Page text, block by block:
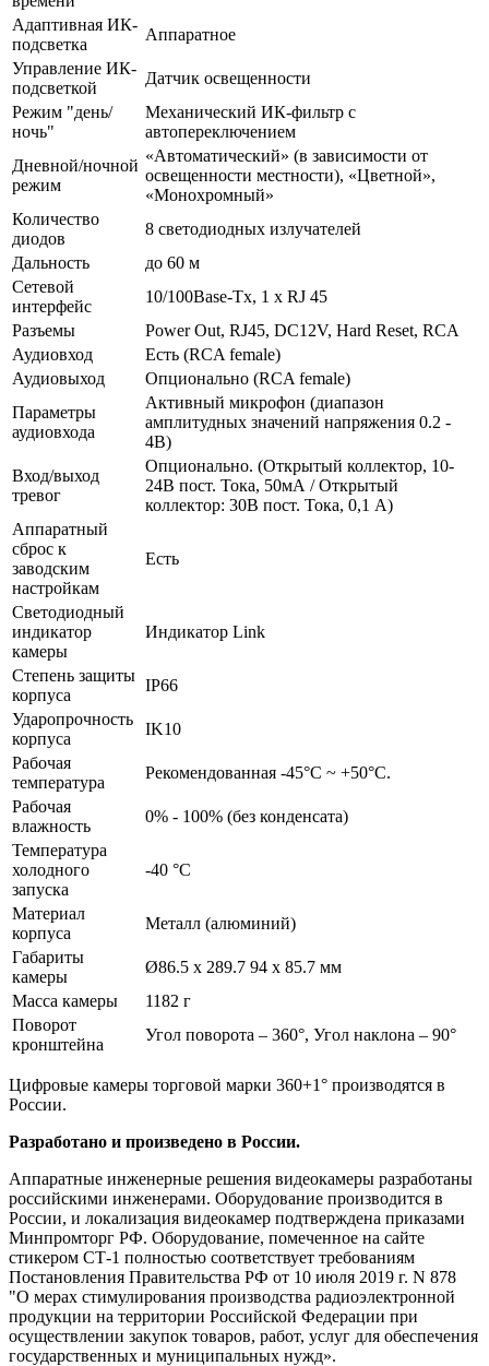
Адаптивная ИК-
подсветка
Аппаратное
Управление ИК-
подсветкой
Датчик освещенности
Режим "день/
ночь"
Механический ИК-фильтр с
автопереключением
Дневной/ночной
режим
«Автоматический» (в зависимости от
освещенности местности), «Цветной»,
«Монохромный»
Количество
диодов
8 светодиодных излучателей
Дальность
до 60 м
Сетевой
интерфейс
10/100Base-Tx, 1 х RJ 45
Разъемы
Power Out, RJ45, DC12V, Hard Reset, RCA
Аудиовход
Есть (RCA female)
Аудиовыход
Опционально (RCA female)
Параметры
аудиовхода
Активный микрофон (диапазон
амплитудных значений напряжения 0.2 -
4В)
Вход/выход
тревог
Опционально. (Открытый коллектор, 10-
24В пост. Тока, 50мА / Открытый
коллектор: 30В пост. Тока, 0,1 А)
Аппаратный
сброс к
заводским
настройкам
Есть
Светодиодный
индикатор
камеры
Индикатор Link
Степень защиты
корпуса
IP66
Ударопрочность
корпуса
IK10
Рабочая
температура
Рекомендованная -45°С ~ +50°С.
Рабочая
влажность
0% - 100% (без конденсата)
Температура
холодного
запуска
-40 °C
Материал
корпуса
Металл (алюминий)
Габариты
камеры
Ø86.5 х 289.7 94 x 85.7 мм
Масса камеры
1182 г
Поворот
кронштейна
Угол поворота – 360°, Угол наклона – 90°
Цифровые камеры торговой марки 360+1° производятся в
России.
Разработано и произведено в России.
Аппаратные инженерные решения видеокамеры разработаны
российскими инженерами. Оборудование производится в
России, и локализация видеокамер подтверждена приказами
Минпромторг РФ. Оборудование, помеченное на сайте
стикером СТ-1 полностью соответствует требованиям
Постановления Правительства РФ от 10 июля 2019 г. N 878
"О мерах стимулирования производства радиоэлектронной
продукции на территории Российской Федерации при
осуществлении закупок товаров, работ, услуг для обеспечения
государственных и муниципальных нужд».